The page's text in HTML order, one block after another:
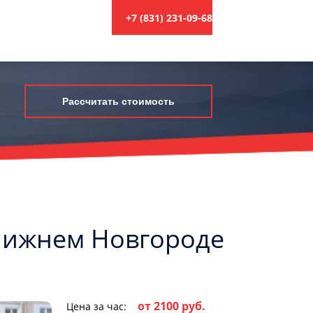
+7 (831) 231-09-68
Рассчитать стоимость
Новгороде
Цена за час: от 2100 руб.